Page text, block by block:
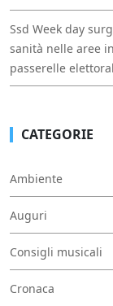
Ssd Week day
sanità nelle aree
passerelle
CATEGORIE
Ambiente
Auguri
Consigli musicali
Cronaca